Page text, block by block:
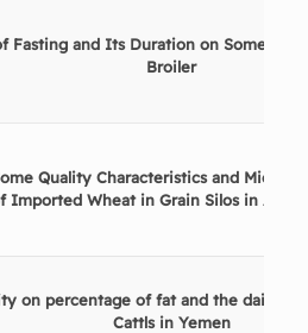
Fasting and Its Duration on Some
Broiler
Quality Characteristics and
Imported Wheat in Grain Silos in Aden
on percentage of fat and the daily
Cattls in Yemen